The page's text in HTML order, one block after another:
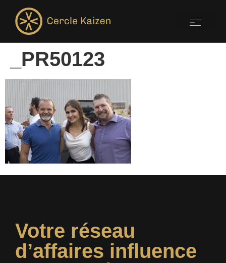
_PR50123
Votre réseau
d’affaires influence